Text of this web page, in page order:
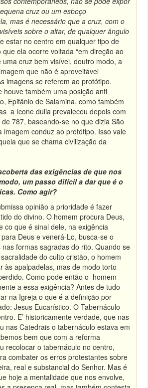
cruz ou um esboço
mas é necessário que a cruz, com o
sobre o altar, de qualquer ângulo
estar no centro em qualquer tipo de
ela ocorre voltada “em direção ao
uma cruz bem visível, doutro modo, a
que não é aproveitável
imagens se referem ao protótipo.
houve também uma posição anti
Epifânio de Salamina, como também
a ícone dulia prevaleceu depois com
787, baseando-se no que dizia São
imagem conduz ao protótipo. Isso vale
que se chama civilização da
das exigências de que nos
um passo difícil a dar que é o
Como agir?
opinião a prioridade é fazer
do divino. O homem procura Deus,
co que é sinal dele, na exigência
Deus e venerá-Lo, busca-se o
formas sagradas do rito. Quando se
do culto cristão, o homem
às apalpadelas, mas de modo torto
Como pode então o homem
a essa exigência? Antes de tudo
na Igreja o que é a definição por
Jesus Eucarístico. O Tabernáculo
E’ historicamente verdade, que nas
nas Catedrais o tabernáculo estava em
bem que com a reforma
recolocar o tabernáculo no centro,
combater os erros protestantes sobre
real e substancial do Senhor. Mas é
hoje a mentalidade que nos envolve,